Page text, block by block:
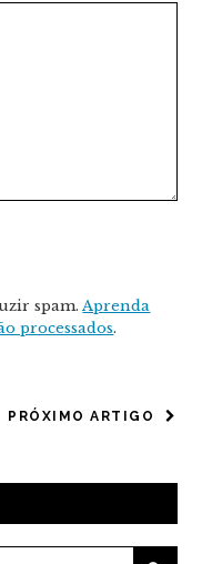
spam.Aprenda
processados.
PRÓXIMO ARTIGO